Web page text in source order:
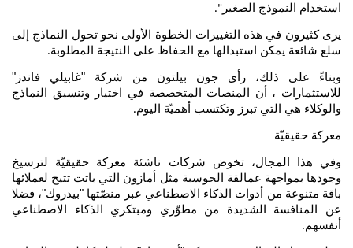
استخدام النموذج الصغير ".
يرى كثيرون في هذه التغييرات الخطوة الأولى نحو تحول النماذج إلى
سلع شائعة يمكن استبدالها مع الحفاظ على النتيجة المطلوبة.
وبناءً على ذلك، رأى جون بيلتون من شركة "غابيلي فاندز"
للاستثمارات ، أن المنصات المتخصصة في اختيار وتنسيق النماذج
والوكلاء هي التي تبرز وتكتسب أهميّة اليوم.
معركة حقيقيّة
وفي هذا المجال، تخوض شركات ناشئة معركة حقيقيّة لترسيخ
وجودها بمواجهة عمالقة الحوسبة مثل أمازون التي باتت تتيح لعملائها
باقة متنوعة من أدوات الذكاء الاصطناعي عبر منصّتها "بيدروك"، فضلا
عن المنافسة الشديدة من مطوّري ومبتكري الذكاء الاصطناعي
أنفسهم .